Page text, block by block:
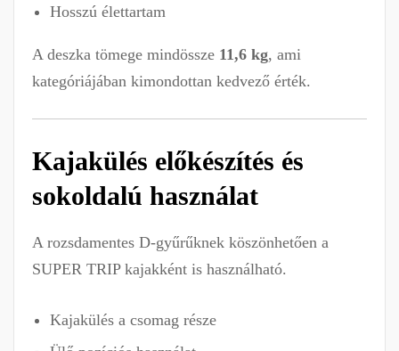
Hosszú élettartam
A deszka tömege mindössze 11,6 kg, ami
kategóriájában kimondottan kedvező érték.
Kajakülés előkészítés és
sokoldalú használat
A rozsdamentes D-gyűrűknek köszönhetően a
SUPER TRIP kajakként is használható.
Kajakülés a csomag része